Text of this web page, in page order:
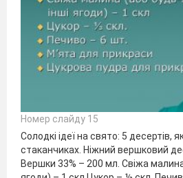
Номер слайду 15
Солодкі ідеї на свято: 5 десертів,
стаканчиках. Ніжний вершковий
Вершки 33% – 200 мл. Свіжа малина